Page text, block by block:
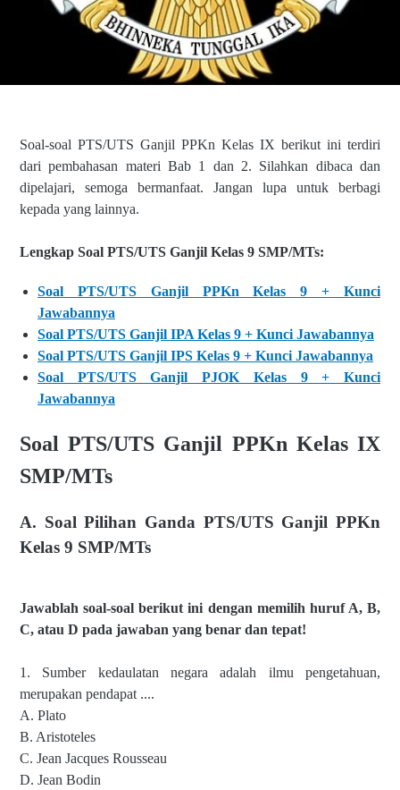
Soal-soal PTS/UTS Ganjil PPKn Kelas IX berikut ini terdiri
dari pembahasan materi Bab 1 dan 2. Silahkan dibaca dan
dipelajari, semoga bermanfaat. Jangan lupa untuk berbagi
kepada yang lainnya.
Lengkap Soal PTS/UTS Ganjil Kelas 9 SMP/MTs:
Soal PTS/UTS Ganjil PPKn Kelas 9 + Kunci
Jawabannya
Soal PTS/UTS Ganjil IPA Kelas 9 + Kunci Jawabannya
Soal PTS/UTS Ganjil IPS Kelas 9 + Kunci Jawabannya
Soal PTS/UTS Ganjil PJOK Kelas 9 + Kunci
Jawabannya
Soal PTS/UTS Ganjil PPKn Kelas IX
SMP/MTs
A. Soal Pilihan Ganda PTS/UTS Ganjil PPKn
Kelas 9 SMP/MTs
Jawablah soal-soal berikut ini dengan memilih huruf A, B,
C, atau D pada jawaban yang benar dan tepat!
1. Sumber kedaulatan negara adalah ilmu pengetahuan,
merupakan pendapat ....
A. Plato
B. Aristoteles
C. Jean Jacques Rousseau
D. Jean Bodin